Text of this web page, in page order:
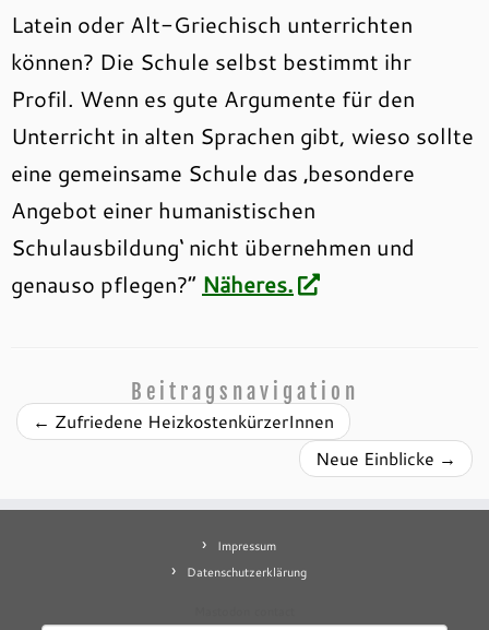
Latein oder Alt-Griechisch unterrichten
können? Die Schule selbst bestimmt ihr
Profil. Wenn es gute Argumente für den
Unterricht in alten Sprachen gibt, wieso sollte
eine gemeinsame Schule das ‚besondere
Angebot einer humanistischen
Schulausbildung‘ nicht übernehmen und
genauso pflegen?“ Näheres.
Beitragsnavigation
← Zufriedene HeizkostenkürzerInnen
Neue Einblicke →
Impressum
Datenschutzerklärung